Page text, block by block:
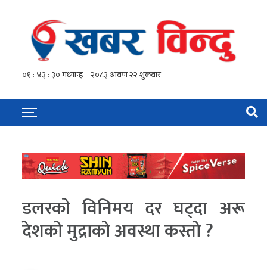
डलरको विनिमय दर घट्दा अरू
देशको मुद्राको अवस्था कस्तो ?